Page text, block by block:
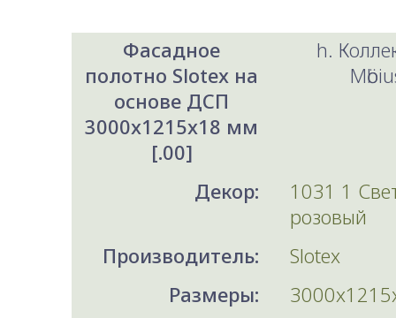
Фасадное
полотно Slotex на
основе ДСП
3000x1215x18 мм
[.00]
h.
Декор:
1031 1
розовый
Производитель:
Slotex
Размеры: